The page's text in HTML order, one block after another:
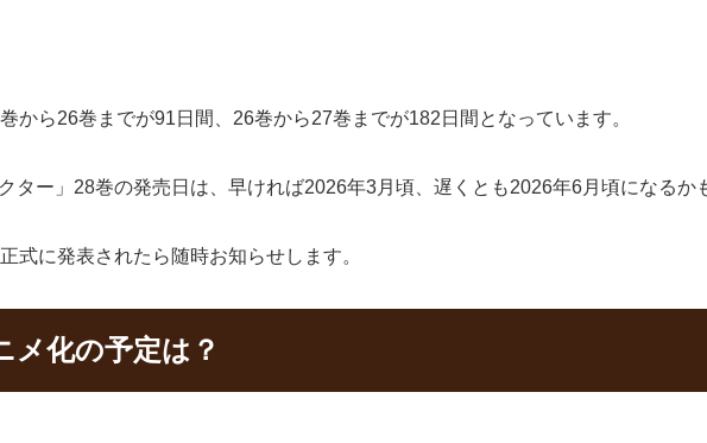
から26巻までが91日間、26巻から27巻までが182日間となっています。
ター」28巻の発売日は、早ければ2026年3月頃、遅くとも2026年6月頃になるか
式に発表されたら随時お知らせします。
メ化の予定は？